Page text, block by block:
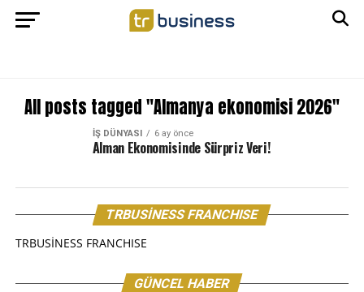
All posts tagged "Almanya ekonomisi 2026"
İŞ DÜNYASI 6 ay önce
Alman Ekonomisinde Sürpriz Veri!
TRBUSİNESS FRANCHISE
TRBUSİNESS FRANCHISE
GÜNCEL HABER